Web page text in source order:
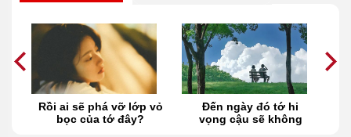
Rồi ai sẽ phá vỡ lớp vỏ
bọc của tớ đây?
Đến ngày đó tớ hi
vọng cậu sẽ không